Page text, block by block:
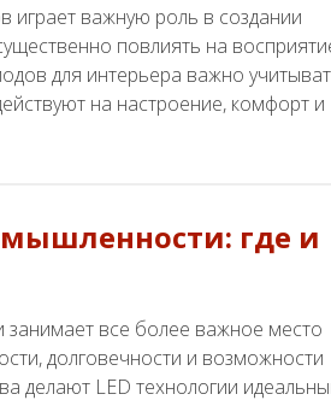
играет важную роль в создании
повлиять на
для интерьера важно
на настроение, комфорт и
где и
все более важное место
долговечности и возможности
делают LED технологии